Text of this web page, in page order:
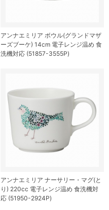
アンナエミリア ボウル(グランドマザ
ーズブーケ) 14cm 電子レンジ温め 食
洗機対応 (51857-3555P)
アンナエミリア ナーサリー・マグ(と
り) 220cc 電子レンジ温め 食洗機対
応 (51950-2924P)